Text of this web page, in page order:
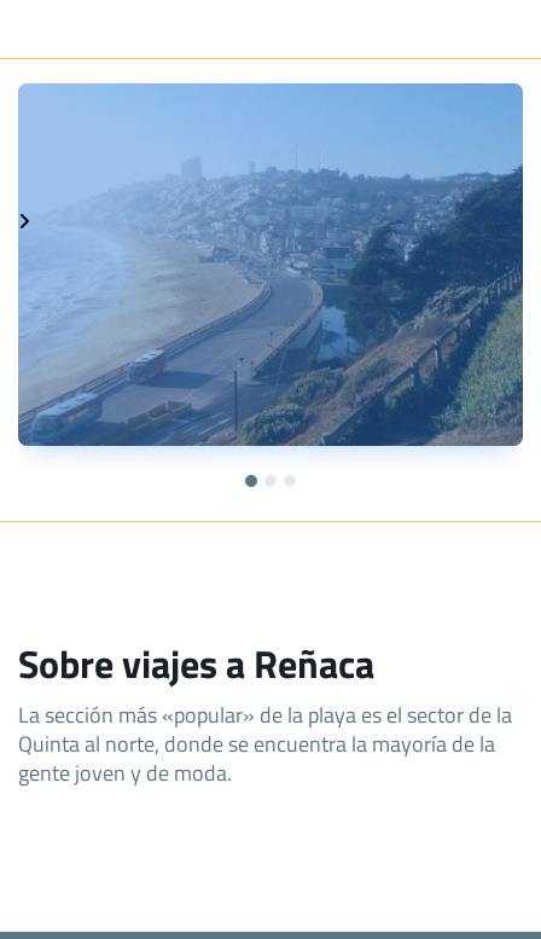
Sobre viajes a Reñaca
La sección más «popular» de la playa es el sector de la
Quinta al norte, donde se encuentra la mayoría de la
gente joven y de moda.